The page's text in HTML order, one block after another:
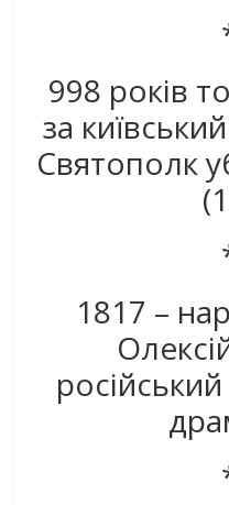
998 років
за
Святополк
1817 –